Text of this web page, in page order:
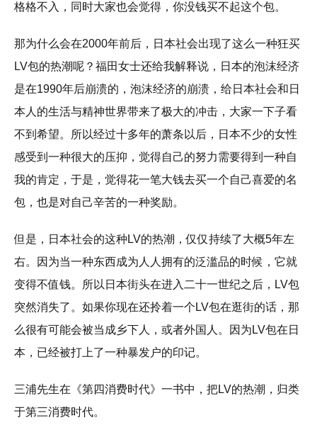
格格不入，同时大家也会觉得，你没钱买不起这个包。
那为什么会在2000年前后，日本社会出现了这么一种狂买
LV包的热潮呢？福田女士还给我解释说，日本的泡沫经济
是在1990年后崩溃的，泡沫经济的崩溃，给日本社会和日
本人的生活与精神世界带来了极大的冲击，大家一下子看
不到希望。所以经过十多年的萧条以后，日本不少的女性
感受到一种很大的压抑，觉得自己的努力需要得到一种自
我的肯定，于是，觉得花一笔大钱去买一个自己喜爱的名
包，也是对自己辛苦的一种奖励。
但是，日本社会的这种LV的热潮，仅仅持续了大概5年左
右。因为当一种东西成为人人拥有的泛滥品的时候，它就
变得不值钱。所以日本街头在进入二十一世纪之后，LV包
突然消失了。如果你现在还拎着一个LV包在逛街的话，那
么很有可能会被当成乡下人，或者外国人。因为LV包在日
本，已经被打上了一种暴发户的印记。
三浦先生在《第四消费时代》一书中，把LV的热潮，归类
于第三消费时代。